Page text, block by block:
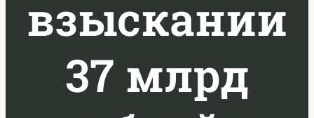
взыскании
37 млрд